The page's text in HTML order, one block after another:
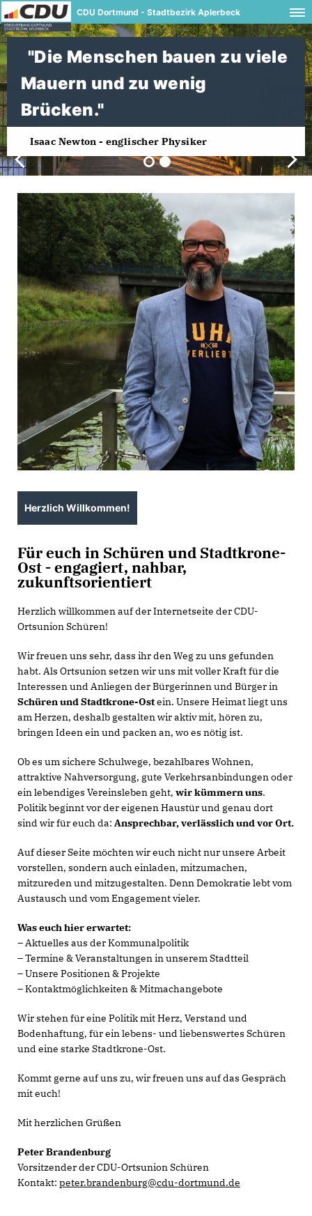
CDU Dortmund - Stadtbezirk Aplerbeck
"Die Menschen bauen zu viele
Mauern und zu wenig
Brücken."
Isaac Newton - englischer Physiker
Herzlich Willkommen!
Für euch in Schüren und Stadtkrone-
Ost - engagiert, nahbar,
zukunftsorientiert
Herzlich willkommen auf der Internetseite der CDU-
Ortsunion Schüren!
Wir freuen uns sehr, dass ihr den Weg zu uns gefunden
habt. Als Ortsunion setzen wir uns mit voller Kraft für die
Interessen und Anliegen der Bürgerinnen und Bürger in
Schüren und Stadtkrone-Ostein. Unsere Heimat liegt uns
am Herzen, deshalb gestalten wir aktiv mit, hören zu,
bringen Ideen ein und packen an, wo es nötig ist.
Ob es um sichere Schulwege, bezahlbares Wohnen,
attraktive Nahversorgung, gute Verkehrsanbindungen oder
ein lebendiges Vereinsleben geht, wir kümmern uns.
Politik beginnt vor der eigenen Haustür und genau dort
sind wir für euch da: Ansprechbar, verlässlich und vor Ort.
Auf dieser Seite möchten wir euch nicht nur unsere Arbeit
vorstellen, sondern auch einladen, mitzumachen,
mitzureden und mitzugestalten. Denn Demokratie lebt vom
Austausch und vom Engagement vieler.
Was euch hier erwartet:
– Aktuelles aus der Kommunalpolitik
– Termine & Veranstaltungen in unserem Stadtteil
– Unsere Positionen & Projekte
– Kontaktmöglichkeiten & Mitmachangebote
Wir stehen für eine Politik mit Herz, Verstand und
Bodenhaftung, für ein lebens- und liebenswertes Schüren
und eine starke Stadtkrone-Ost.
Kommt gerne auf uns zu, wir freuen uns auf das Gespräch
mit euch!
Mit herzlichen Grüßen
Peter Brandenburg
Vorsitzender der CDU-Ortsunion Schüren
Kontakt: peter.brandenburg@cdu-dortmund.de